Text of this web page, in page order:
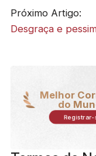
Próximo Artigo:
​Desgraça e
Melhor
do